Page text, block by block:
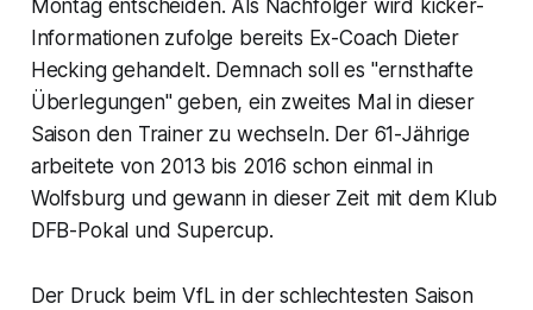
Montag entscheiden. Als Nachfolger wird kicker-
Informationen zufolge bereits Ex-Coach Dieter
Hecking gehandelt. Demnach soll es "ernsthafte
Überlegungen" geben, ein zweites Mal in dieser
Saison den Trainer zu wechseln. Der 61-Jährige
arbeitete von 2013 bis 2016 schon einmal in
Wolfsburg und gewann in dieser Zeit mit dem Klub
DFB-Pokal und Supercup.
Der Druck beim VfL in der schlechtesten Saison